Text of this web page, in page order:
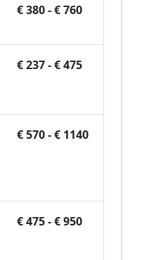
€ 380 - € 760
€ 237 - € 475
€ 570 - € 1140
€ 475 - € 950